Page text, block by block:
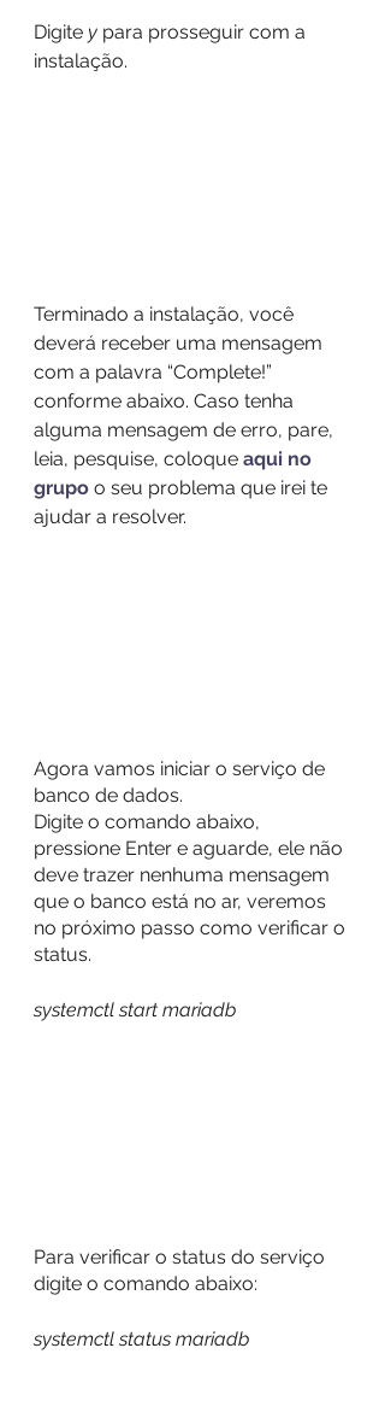
Digite y para prosseguir com a
instalação.
Terminado a instalação, você
deverá receber uma mensagem
com a palavra “Complete!”
conforme abaixo. Caso tenha
alguma mensagem de erro, pare,
leia, pesquise, coloque aqui no
grupo o seu problema que irei te
ajudar a resolver.
Agora vamos iniciar o serviço de
banco de dados.
Digite o comando abaixo,
pressione Enter e aguarde, ele não
deve trazer nenhuma mensagem
que o banco está no ar, veremos
no próximo passo como verificar o
status.
systemctl start mariadb
Para verificar o status do serviço
digite o comando abaixo:
systemctl status mariadb